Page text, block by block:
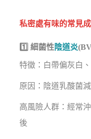
私密處有味的常見
1️⃣ 細菌性陰道炎
特徵：白帶偏灰白
原因：陰道乳酸菌
高風險人群：經常
後